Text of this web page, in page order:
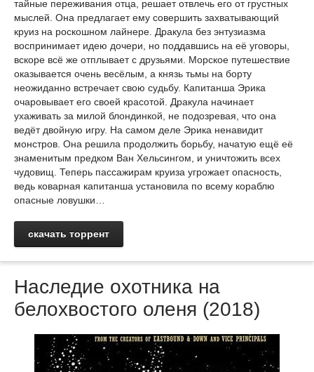
тайные переживания отца, решает отвлечь его от грустных
мыслей. Она предлагает ему совершить захватывающий
круиз на роскошном лайнере. Дракула без энтузиазма
воспринимает идею дочери, но поддавшись на её уговоры,
вскоре всё же отплывает с друзьями. Морское путешествие
оказывается очень весёлым, а князь тьмы на борту
неожиданно встречает свою судьбу. Капитанша Эрика
очаровывает его своей красотой. Дракула начинает
ухаживать за милой блондинкой, не подозревая, что она
ведёт двойную игру. На самом деле Эрика ненавидит
монстров. Она решила продолжить борьбу, начатую ещё её
знаменитым предком Ван Хельсингом, и уничтожить всех
чудовищ. Теперь пассажирам круиза угрожает опасность,
ведь коварная капитанша установила по всему кораблю
опасные ловушки…
скачать торрент
Наследие охотника на
белохвостого оленя (2018)